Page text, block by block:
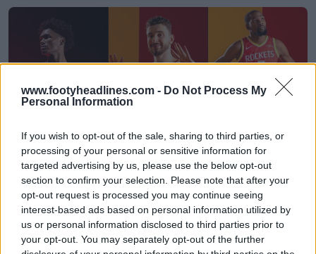
www.footyheadlines.com - Do Not Process My
Personal Information
If you wish to opt-out of the sale, sharing to third parties, or
processing of your personal or sensitive information for
targeted advertising by us, please use the below opt-out
section to confirm your selection. Please note that after your
opt-out request is processed you may continue seeing
interest-based ads based on personal information utilized by
us or personal information disclosed to third parties prior to
your opt-out. You may separately opt-out of the further
Reveladas las camisetas de los Houston Rockets
25-26 + Nuevo logotipo
Basketball Jersey Archive